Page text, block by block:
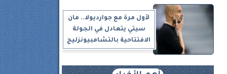
لأول مرة مع جوارديولا.. مان
سيتي يتعادل في الجولة
الافتتاحية بالتشامبيونزليج